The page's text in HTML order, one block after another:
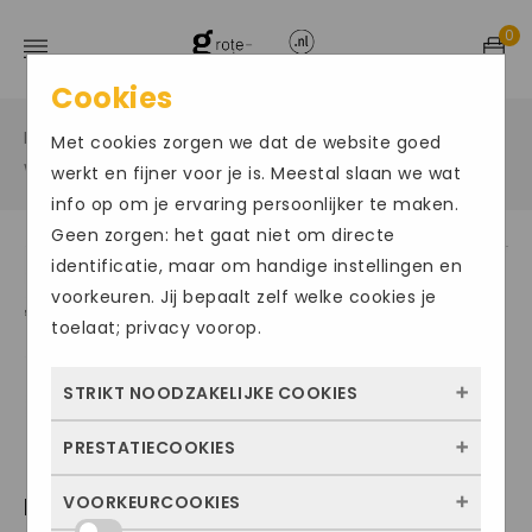
0
Home / Grote maten sportschoenen /
Wandelschoenen /
Size Chart
MEINDL MONDELLO GTX
Cookies
Met cookies zorgen we dat de website goed
werkt en fijner voor je is. Meestal slaan we wat
info op om je ervaring persoonlijker te maken.
Geen zorgen: het gaat niet om directe
identificatie, maar om handige instellingen en
voorkeuren. Jij bepaalt zelf welke cookies je
toelaat; privacy voorop.
STRIKT NOODZAKELIJKE COOKIES
Deze cookies zorgen ervoor dat de website
kunnen niet worden uitgezet. Meestal
PRESTATIECOOKIES
Met deze cookies zien we hoe vaak onze
VOORKEURCOOKIES